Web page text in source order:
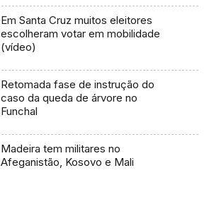
Em Santa Cruz muitos eleitores
escolheram votar em mobilidade
(vídeo)
Retomada fase de instrução do
caso da queda de árvore no
Funchal
Madeira tem militares no
Afeganistão, Kosovo e Mali